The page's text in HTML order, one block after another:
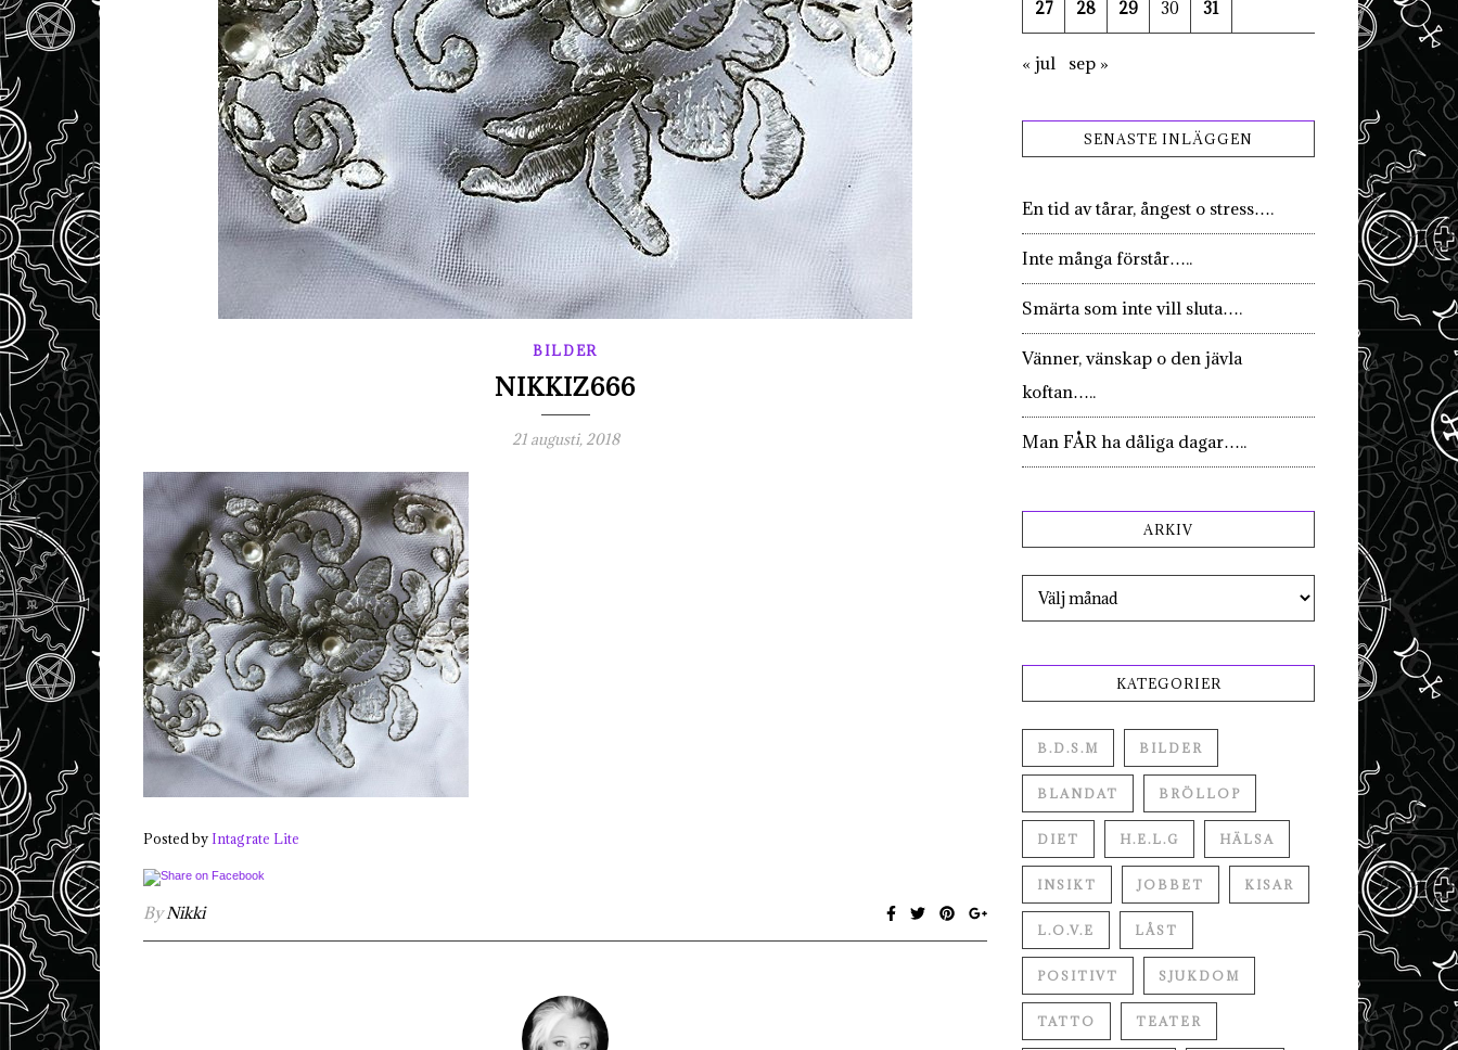
BILDER
NIKKIZ666
21 augusti, 2018
Posted by Intagrate Lite
ByNikki
27 28 29 30 31
« jul sep »
SENASTE INLÄGGEN
En tid av tårar, ångest o stress….
Inte många förstår…..
Smärta som inte vill sluta….
Vänner, vänskap o den jävla
koftan…..
Man FÅR ha dåliga dagar…..
ARKIV
Arkiv
KATEGORIER
B.D.S.M BILDER
BLANDAT BRÖLLOP
DIET H.E.L.G HÄLSA
INSIKT JOBBET KISAR
L.O.V.E LÅST
POSITIVT SJUKDOM
TATTO TEATER